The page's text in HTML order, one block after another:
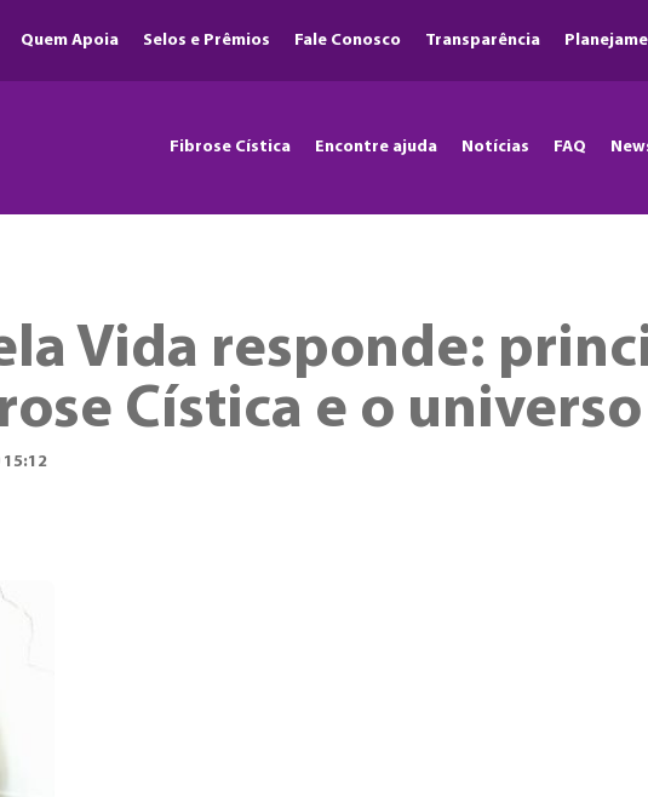
Quem Apoia Selos e Prêmios Fale Conosco Transparência
Fibrose Cística Encontre ajuda Notícias FAQ
Vida responde:
Cística e o
15:12